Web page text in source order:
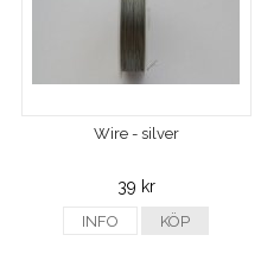
Wire - silver
39 kr
INFO KÖP